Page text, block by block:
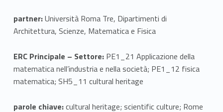
partner:Università Roma Tre, Dipartimenti di
Architettura, Scienze, Matematica e Fisica
ERC Principale – Settore: PE1_21 Applicazione della
matematica nell’industria e nella società; PE1_12 fisica
matematica; SH5_11 cultural heritage
parole chiave:cultural heritage; scientific culture; Rome